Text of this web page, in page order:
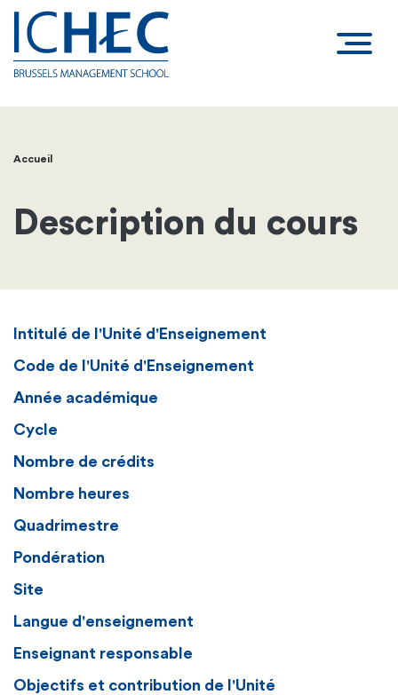
Fil
d'Ariane
Accueil
Description du cours
Intitulé de l'Unité d'Enseignement
Code de l'Unité d'Enseignement
Année académique
Cycle
Nombre de crédits
Nombre heures
Quadrimestre
Pondération
Site
Langue d'enseignement
Enseignant responsable
Objectifs et contribution de l'Unité